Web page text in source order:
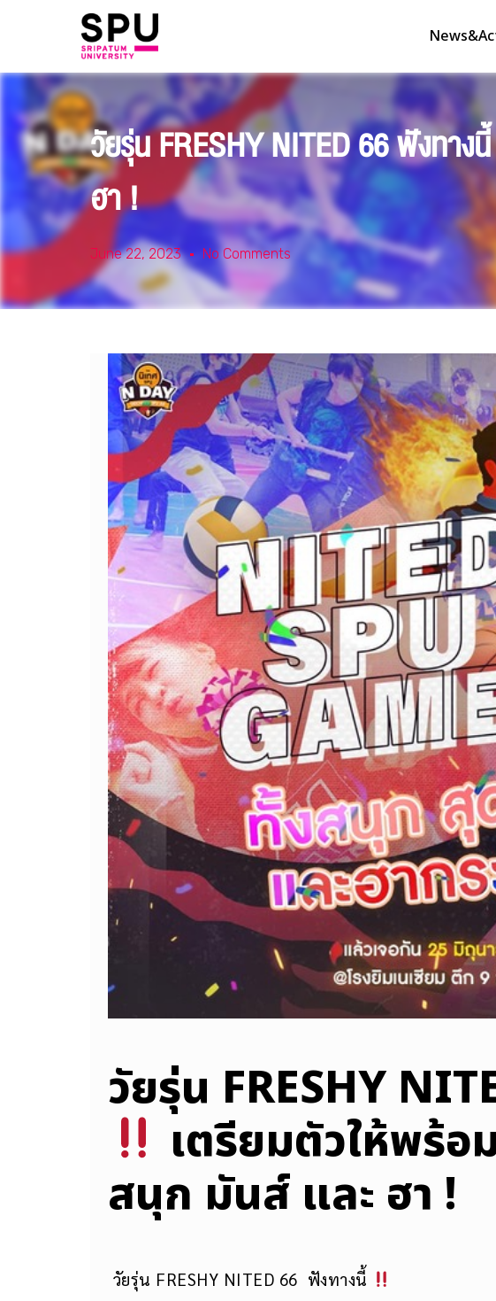
วัยรุ่น FRESHY NITED 66 ฟังทาง
ฮา !
June 22, 2023 No Comments
วัยรุ่น FRESHY
เตรียมตัวให้พร้อม
สนุก มันส์ และ ฮา !
วัยรุ่น FRESHY NITED 66 ฟังทางนี้